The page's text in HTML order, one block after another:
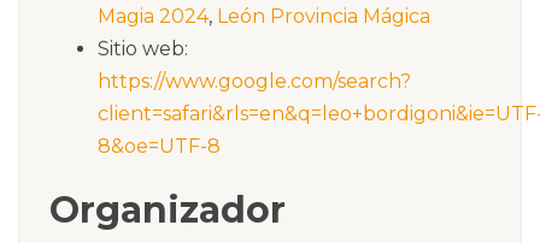
Magia 2024, León Provincia Mágica
Sitio web:
https://www.google.com/search?
8&oe=UTF-8
Organizador